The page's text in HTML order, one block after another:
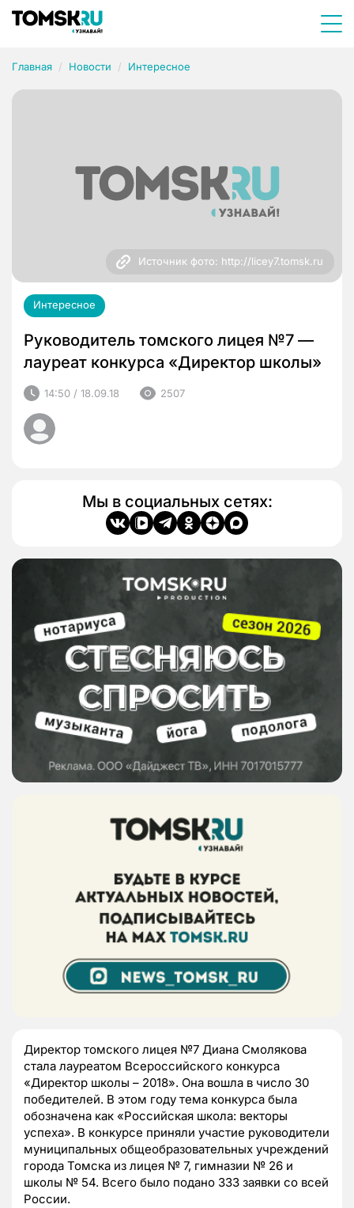
Главная Новости Интересное
Источник фото: http://licey7.tomsk.ru
Интересное
Руководитель томского лицея №7 —
лауреат конкурса «Директор школы»
14:50 / 18.09.18 2507
Мы в социальных сетях:
Директор томского лицея №7 Диана Смолякова
стала лауреатом Всероссийского конкурса
«Директор школы – 2018». Она вошла в число 30
победителей. В этом году тема конкурса была
обозначена как «Российская школа: векторы
успеха». В конкурсе приняли участие руководители
муниципальных общеобразовательных учреждений
города Томска из лицея № 7, гимназии № 26 и
школы № 54. Всего было подано 333 заявки со всей
России.